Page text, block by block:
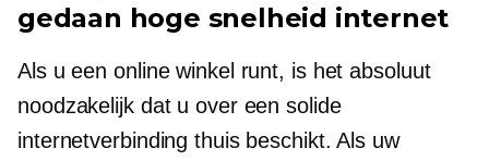
gedaan hoge snelheid internet
Als u een online winkel runt, is het absoluut
noodzakelijk dat u over een solide
internetverbinding thuis beschikt. Als uw